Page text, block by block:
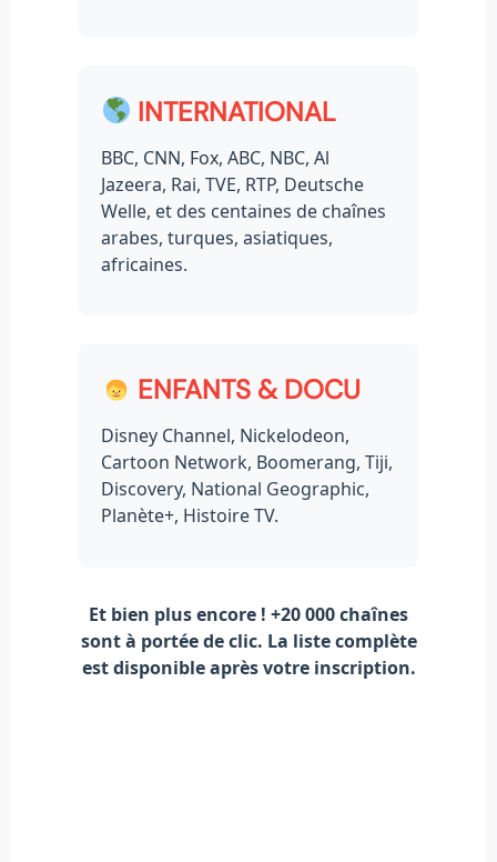
INTERNATIONAL
BBC, CNN, Fox, ABC, NBC, Al
Jazeera, Rai, TVE, RTP, Deutsche
Welle, et des centaines de chaînes
arabes, turques, asiatiques,
africaines.
ENFANTS & DOCU
Disney Channel, Nickelodeon,
Cartoon Network, Boomerang, Tiji,
Discovery, National Geographic,
Planète+, Histoire TV.
Et bien plus encore ! +20 000 chaînes
sont à portée de clic. La liste complète
est disponible après votre inscription.